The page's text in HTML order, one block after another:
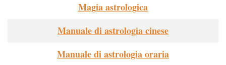
Magia astrologica
Manuale di astrologia cinese
Manuale di astrologia oraria